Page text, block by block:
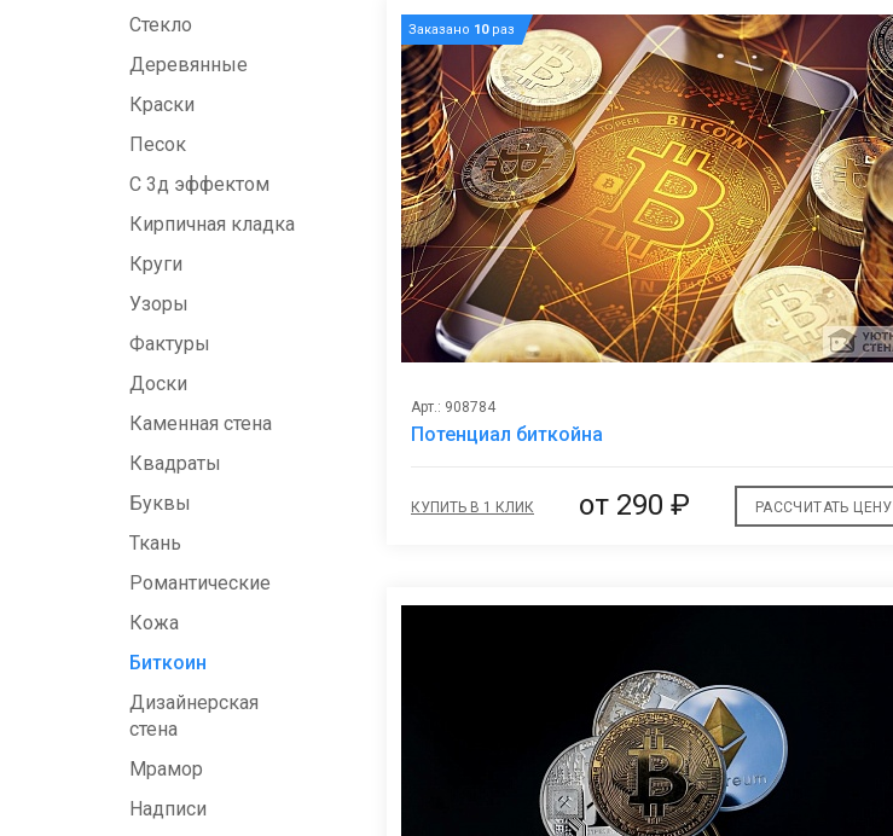
Стекло
Деревянные
Краски
Песок
С 3д эффектом
Кирпичная кладка
Круги
Узоры
Фактуры
Доски
Каменная стена
Квадраты
Буквы
Ткань
Романтические
Кожа
Биткоин
Дизайнерская
стена
Мрамор
Надписи
Заказано 10раз
Арт.: 908784
Потенциал биткойна
КУПИТЬ В 1 КЛИК от290 ₽ РАССЧИТАТЬ ЦЕНУ